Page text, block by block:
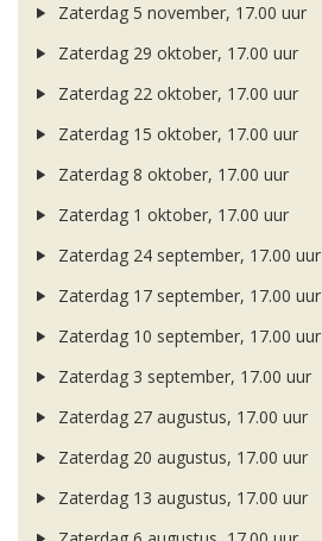
Zaterdag 5 november, 17.00 uur
Zaterdag 29 oktober, 17.00 uur
Zaterdag 22 oktober, 17.00 uur
Zaterdag 15 oktober, 17.00 uur
Zaterdag 8 oktober, 17.00 uur
Zaterdag 1 oktober, 17.00 uur
Zaterdag 24 september, 17.00 uur
Zaterdag 17 september, 17.00 uur
Zaterdag 10 september, 17.00 uur
Zaterdag 3 september, 17.00 uur
Zaterdag 27 augustus, 17.00 uur
Zaterdag 20 augustus, 17.00 uur
Zaterdag 13 augustus, 17.00 uur